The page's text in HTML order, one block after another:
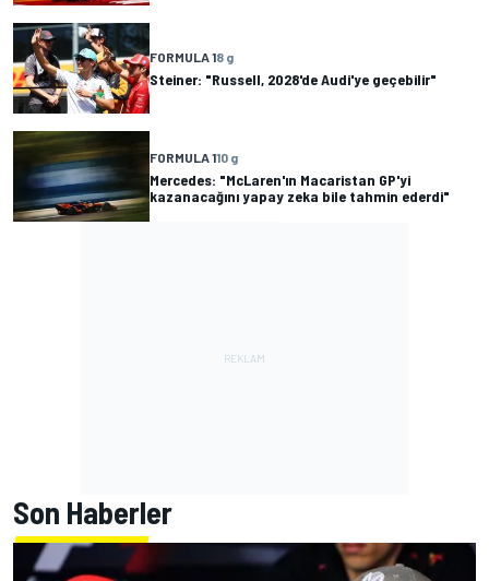
FORMULA 18 g
Steiner: "Russell, 2028'de Audi'ye geçebilir"
FORMULA 110 g
Mercedes: "McLaren'ın Macaristan GP'yi
kazanacağını yapay zeka bile tahmin ederdi"
Son Haberler